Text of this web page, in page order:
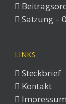
Satzung –
LINKS
Steckbrief
Kontakt
Impressum